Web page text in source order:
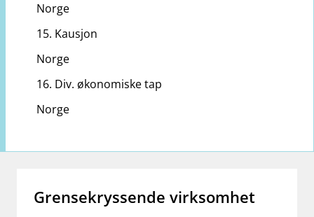
Norge
15. Kausjon
Norge
16. Div. økonomiske tap
Norge
Grensekryssende virksomhet